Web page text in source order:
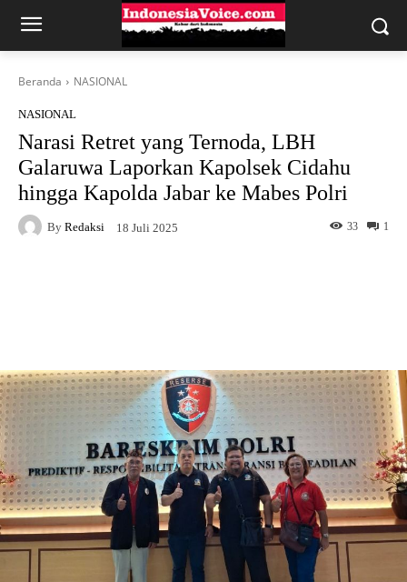
Beranda NASIONAL
NASIONAL
Narasi Retret yang Ternoda, LBH
Galaruwa Laporkan Kapolsek Cidahu
hingga Kapolda Jabar ke Mabes Polri
By Redaksi 18 Juli 2025 1
33